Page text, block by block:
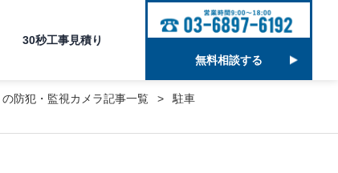
30秒工事見積り
無料相談する
の防犯・監視カメラ記事一覧
駐車